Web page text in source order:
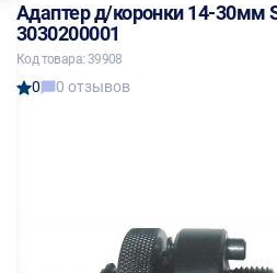
Адаптер д/коронки 14-30мм
3030200001
Код товара: 39908
0 0 отзывов